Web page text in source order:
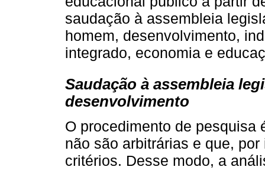
saudação à assembleia
homem, desenvolvimento,
integrado, economia e
Saudação à assembleia
desenvolvimento
O procedimento de pesquisa
não são arbitrárias e que,
critérios. Desse modo, a